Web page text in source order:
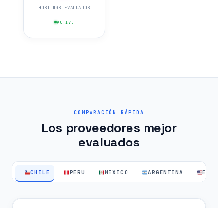
HOSTINGS EVALUADOS
ACTIVO
COMPARACIÓN RÁPIDA
Los proveedores mejor
evaluados
CHILE PERU MEXICO ARGENTINA EEUU